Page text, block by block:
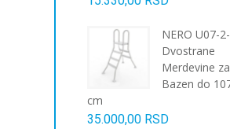
NERO U07-
Dvostrane
Merdevine za
Bazen do
cm
35.000,00 RSD